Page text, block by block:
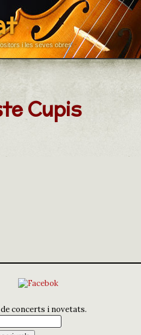
i les seves obres
Cupis
concerts i novetats.